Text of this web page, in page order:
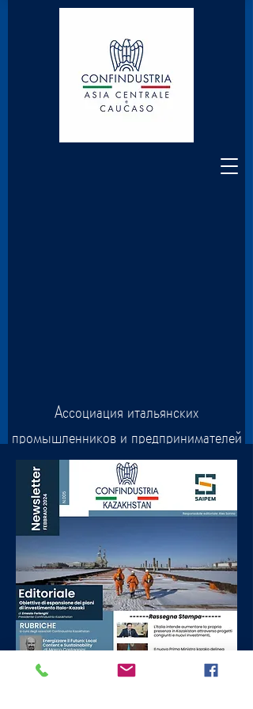
Ассоциация итальянских
промышленников и предпринимателей
в Центральной Азии и на Кавказе